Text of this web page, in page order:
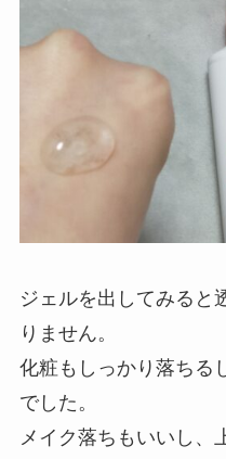
ジェルを出してみると
りません。
化粧もしっかり落ちる
でした。
メイク落ちもいいし、